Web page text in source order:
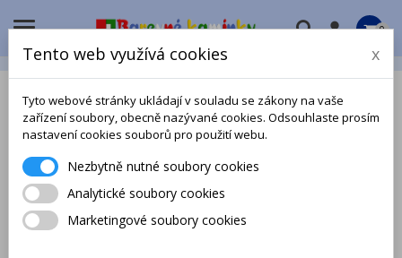
 0
Tento web využívá cookies x
Tyto webové stránky ukládají v souladu se zákony na vaše
zařízení soubory, obecně nazývané cookies. Odsouhlaste prosím
nastavení cookies souborů pro použití webu.
Nezbytně nutné soubory cookies
Analytické soubory cookies
Marketingové soubory cookies